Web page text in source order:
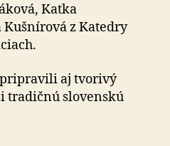
Katka
z Katedry
aj tvorivý
tradičnú slovenskú